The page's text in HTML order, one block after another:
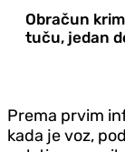
Obračun
tuču, jedan
Prema prvim
kada je voz,